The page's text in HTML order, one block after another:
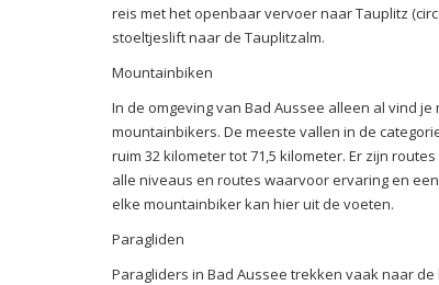
reis met het openbaar vervoer naar Tauplitz
stoeltjeslift naar de Tauplitzalm.
Mountainbiken
In de omgeving van Bad Aussee alleen al vind
mountainbikers. De meeste vallen in de
ruim 32 kilometer tot 71,5 kilometer. Er zijn
alle niveaus en routes waarvoor ervaring en
elke mountainbiker kan hier uit de voeten.
Paragliden
Paragliders in Bad Aussee trekken vaak naar